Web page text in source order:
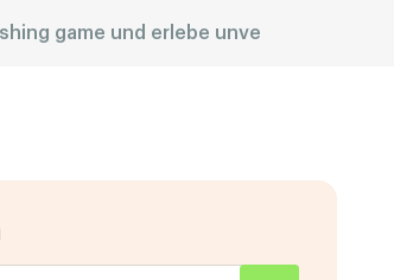
game und erlebe unve